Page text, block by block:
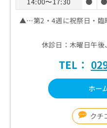
▲…第2・4週に祝祭日・臨
休診日：木曜日午
TEL：
ホー
クチ